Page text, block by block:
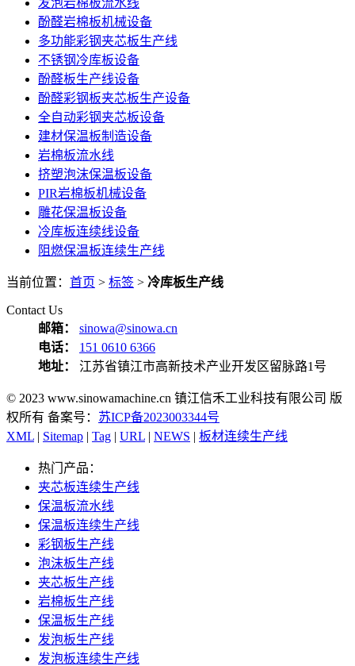
酚醛岩棉板机械设备
多功能彩钢夹芯板生产线
不锈钢冷库板设备
酚醛板生产线设备
酚醛彩钢板夹芯板生产设备
全自动彩钢夹芯板设备
建材保温板制造设备
岩棉板流水线
挤塑泡沫保温板设备
PIR岩棉板机械设备
雕花保温板设备
冷库板连续线设备
阻燃保温板连续生产线
当前位置： 首页 > 标签 > 冷库板生产线
Contact Us
邮箱：
sinowa@sinowa.cn
电话：
151 0610 6366
地址：
江苏省镇江市高新技术产业开发区留脉路1号
© 2023 www.sinowamachine.cn 镇江信禾工业科技有限公司 版
权所有 备案号： 苏ICP备2023003344号
XML | Sitemap | Tag | URL | NEWS | 板材连续生产线
热门产品：
夹芯板连续生产线
保温板流水线
保温板连续生产线
彩钢板生产线
泡沫板生产线
夹芯板生产线
岩棉板生产线
保温板生产线
发泡板生产线
发泡板连续生产线